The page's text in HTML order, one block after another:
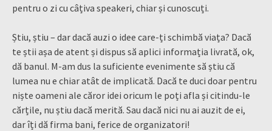
pentru o zi cu câțiva speakeri, chiar și cunoscuți.
Știu, știu – dar dacă auzi o idee care-ți schimbă viața? Dacă
te știi așa de atent și dispus să aplici informația livrată, ok,
dă banul. M-am dus la suficiente evenimente să știu că
lumea nu e chiar atât de implicată. Dacă te duci doar pentru
niște oameni ale căror idei oricum le poți afla și citindu-le
cărțile, nu știu dacă merită. Sau dacă nici nu ai auzit de ei,
dar îți dă firma bani, ferice de organizatori!